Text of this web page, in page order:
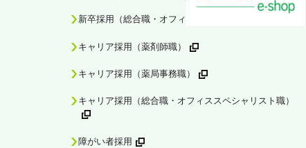
新卒採用（総合職・オフィススペシャリスト職）
キャリア採用（薬剤師職）
キャリア採用（薬局事務職）
キャリア採用（総合職・オフィススペシャリスト職）
障がい者採用